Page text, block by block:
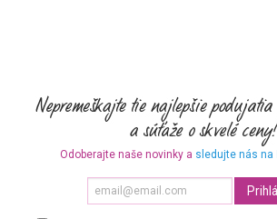
Odoberajte naše novinky a sledujte nás na